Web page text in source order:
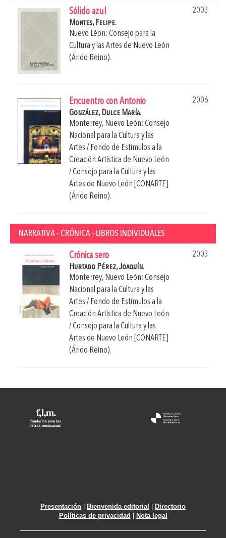
Sólido azul
2003
Montes, Felipe.
Nuevo Léon: Consejo para la
Cultura y las Artes de Nuevo León
(Árido Reino).
Encuentro con Antonio
2006
González, Dulce María.
Monterrey, Nuevo León: Consejo
Nacional para la Cultura y las
Artes / Fondo de Estímulos a la
Creación Artística de Nuevo León
/ Consejo para la Cultura y las
Artes de Nuevo León [CONARTE]
(Árido Reino).
NARRATIVA - CRÓNICA - LIBROS INDIVIDUALES
Crónica sero
2003
Hurtado Pérez, Joaquín.
Monterrey, Nuevo León: Consejo
Nacional para la Cultura y las
Artes / Fondo de Estímulos a la
Creación Artística de Nuevo León
/ Consejo para la Cultura y las
Artes de Nuevo León [CONARTE]
(Árido Reino).
Presentación | Bienvenida editorial | Directorio
Políticas de privacidad | Nota legal